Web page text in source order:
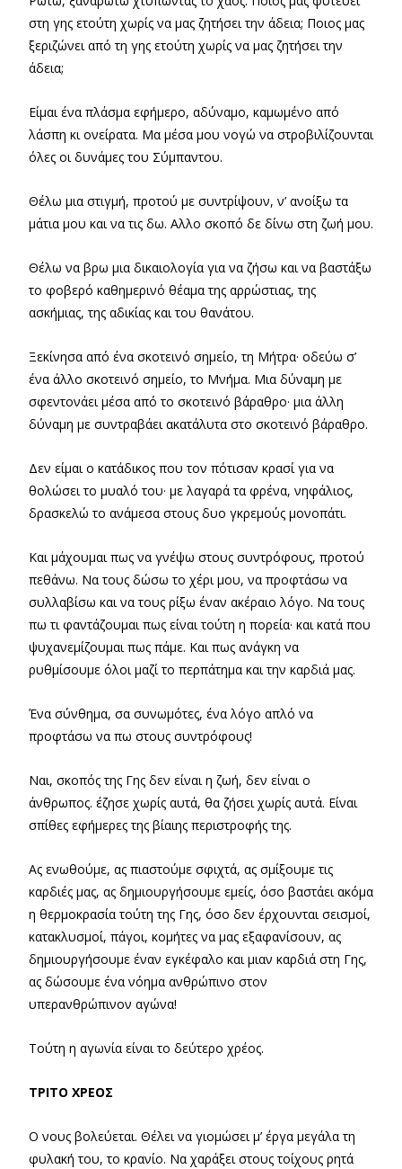
στη γης ετούτη χωρίς να μας ζητήσει την άδεια; Ποιος μας
ξεριζώνει από τη γης ετούτη χωρίς να μας ζητήσει την
άδεια;
Είμαι ένα πλάσμα εφήμερο, αδύναμο, καμωμένο από
λάσπη κι ονείρατα. Μα μέσα μου νογώ να στροβιλίζουνται
όλες οι δυνάμες του Σύμπαντου.
Θέλω μια στιγμή, προτού με συντρίψουν, ν’ ανοίξω τα
μάτια μου και να τις δω. Αλλο σκοπό δε δίνω στη ζωή μου.
Θέλω να βρω μια δικαιολογία για να ζήσω και να βαστάξω
το φοβερό καθημερινό θέαμα της αρρώστιας, της
ασκήμιας, της αδικίας και του θανάτου.
Ξεκίνησα από ένα σκοτεινό σημείο, τη Μήτρα· οδεύω σ’
ένα άλλο σκοτεινό σημείο, το Μνήμα. Μια δύναμη με
σφεντονάει μέσα από το σκοτεινό βάραθρο· μια άλλη
δύναμη με συντραβάει ακατάλυτα στο σκοτεινό βάραθρο.
Δεν είμαι ο κατάδικος που τον πότισαν κρασί για να
θολώσει το μυαλό του· με λαγαρά τα φρένα, νηφάλιος,
δρασκελώ το ανάμεσα στους δυο γκρεμούς μονοπάτι.
Και μάχουμαι πως να γνέψω στους συντρόφους, προτού
πεθάνω. Να τους δώσω το χέρι μου, να προφτάσω να
συλλαβίσω και να τους ρίξω έναν ακέραιο λόγο. Να τους
πω τι φαντάζουμαι πως είναι τούτη η πορεία· και κατά που
ψυχανεμίζουμαι πως πάμε. Και πως ανάγκη να
ρυθμίσουμε όλοι μαζί το περπάτημα και την καρδιά μας.
Ένα σύνθημα, σα συνωμότες, ένα λόγο απλό να
προφτάσω να πω στους συντρόφους!
Ναι, σκοπός της Γης δεν είναι η ζωή, δεν είναι ο
άνθρωπος. έζησε χωρίς αυτά, θα ζήσει χωρίς αυτά. Είναι
σπίθες εφήμερες της βίαιης περιστροφής της.
Ας ενωθούμε, ας πιαστούμε σφιχτά, ας σμίξουμε τις
καρδιές μας, ας δημιουργήσουμε εμείς, όσο βαστάει ακόμα
η θερμοκρασία τούτη της Γης, όσο δεν έρχουνται σεισμοί,
κατακλυσμοί, πάγοι, κομήτες να μας εξαφανίσουν, ας
δημιουργήσουμε έναν εγκέφαλο και μιαν καρδιά στη Γης,
ας δώσουμε ένα νόημα ανθρώπινο στον
υπερανθρώπινον αγώνα!
Τούτη η αγωνία είναι το δεύτερο χρέος.
ΤΡΙΤΟ ΧΡΕΟΣ
Ο νους βολεύεται. Θέλει να γιομώσει μ’ έργα μεγάλα τη
φυλακή του, το κρανίο. Να χαράξει στους τοίχους ρητά